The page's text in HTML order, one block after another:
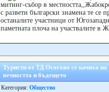
митинг-събор в
с развети български знамена те се
останалите участници от
паметната плоча на участвалите в
Туристи от ТД Осогово се качиха
вечността и бъдещето
Категория: Общество